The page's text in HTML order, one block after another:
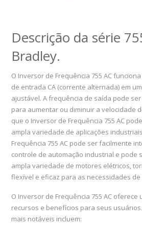
Descrição da série
Bradley.
O Inversor de Frequência 755 AC
de entrada CA (corrente alternada) em
ajustável. A frequência de saída pode
para aumentar ou diminuir a velocidade
que o Inversor de Frequência 755 AC
ampla variedade de aplicações
Frequência 755 AC pode ser facilmente
controle de automação industrial e pode
ampla variedade de motores elétricos,
flexível e eficaz para as necessidades
O Inversor de Frequência 755 AC oferece
recursos e benefícios para seus
mais notáveis incluem: